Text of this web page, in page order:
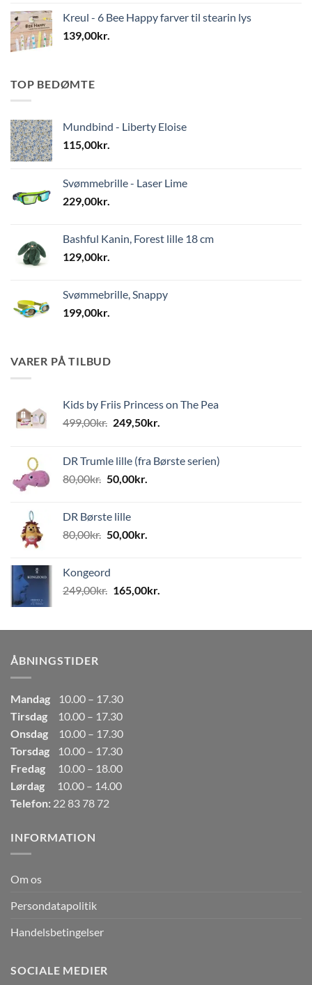
Kreul - 6 Bee Happy farver til stearin lys
139,00kr.
TOP BEDØMTE
Mundbind - Liberty Eloise
115,00kr.
Svømmebrille - Laser Lime
229,00kr.
Bashful Kanin, Forest lille 18 cm
129,00kr.
Svømmebrille, Snappy
199,00kr.
VARER PÅ TILBUD
Kids by Friis Princess on The Pea
499,00kr. Den
var:
499,00kr..
249,50kr.
er:
DR Trumle lille (fra Børste serien)
80,00kr. Den
var:
80,00kr..
50,00kr.
50,00kr..
DR Børste lille
80,00kr. Den
var:
80,00kr..
50,00kr.
50,00kr..
Kongeord
249,00kr. Den
var:
165,00kr.
er:
ÅBNINGSTIDER
Mandag
10.00 – 17.30
Tirsdag
10.00 – 17.30
Onsdag
10.00 – 17.30
Torsdag
10.00 – 17.30
Fredag
10.00 – 18.00
Lørdag
10.00 – 14.00
Telefon: 22 83 78 72
INFORMATION
Om os
Persondatapolitik
Handelsbetingelser
SOCIALE MEDIER